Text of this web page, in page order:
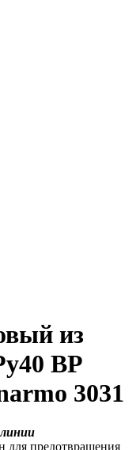
из
ВР
3031
для предотвращения